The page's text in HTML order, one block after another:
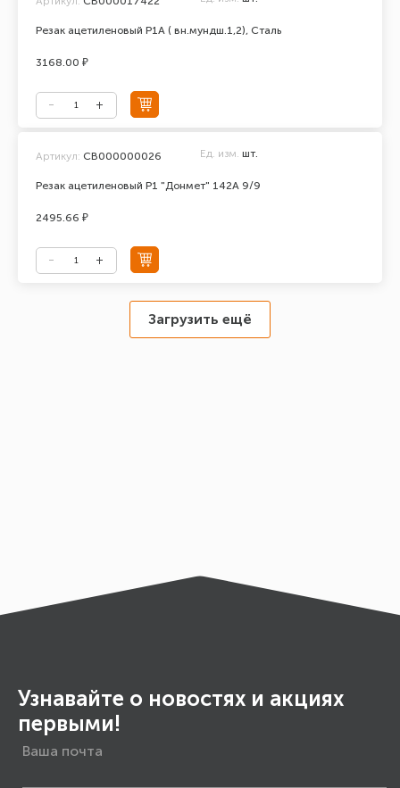
Резак ацетиленовый Р1А ( вн.мундш.1,2), Сталь
3168.00 ₽
Резак ацетиленовый Р1 "Донмет" 142А 9/9
Артикул: СВ000000026 Ед. изм. шт.
2495.66 ₽
Загрузить ещё
Узнавайте о новостях и акциях
первыми!